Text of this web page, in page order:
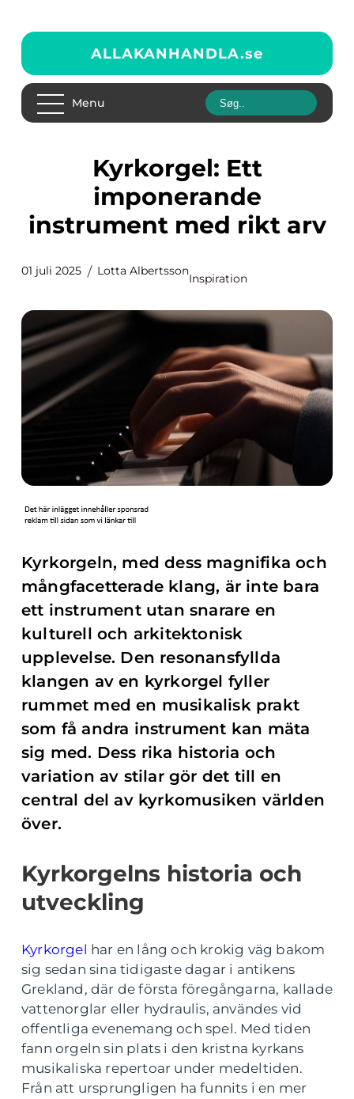
ALLAKANHANDLA.se
Menu
Kyrkorgel: Ett
imponerande
instrument med rikt arv
01 juli 2025 Lotta Albertsson
Inspiration
Kyrkorgeln, med dess magnifika och
mångfacetterade klang, är inte bara
ett instrument utan snarare en
kulturell och arkitektonisk
upplevelse. Den resonansfyllda
klangen av en kyrkorgel fyller
rummet med en musikalisk prakt
som få andra instrument kan mäta
sig med. Dess rika historia och
variation av stilar gör det till en
central del av kyrkomusiken världen
över.
Kyrkorgelns historia och
utveckling
Kyrkorgel har en lång och krokig väg bakom
sig sedan sina tidigaste dagar i antikens
Grekland, där de första föregångarna, kallade
vattenorglar eller hydraulis, användes vid
offentliga evenemang och spel. Med tiden
fann orgeln sin plats i den kristna kyrkans
musikaliska repertoar under medeltiden.
Från att ursprungligen ha funnits i en mer